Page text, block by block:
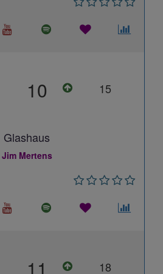
10 15
Glashaus
Jim Mertens
11 18